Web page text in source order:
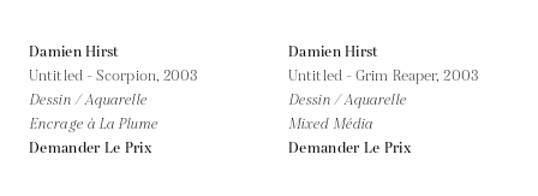
Damien Hirst
Untitled - Scorpion,2003
Dessin / Aquarelle
Encrage à La Plume
Demander Le Prix
Damien Hirst
Untitled - Grim Reaper,2003
Dessin / Aquarelle
Mixed Média
Demander Le Prix